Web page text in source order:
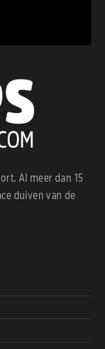
Al meer dan 15
duiven van de